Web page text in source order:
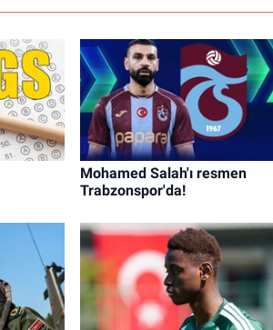
Mohamed Salah'ı resmen
Trabzonspor'da!